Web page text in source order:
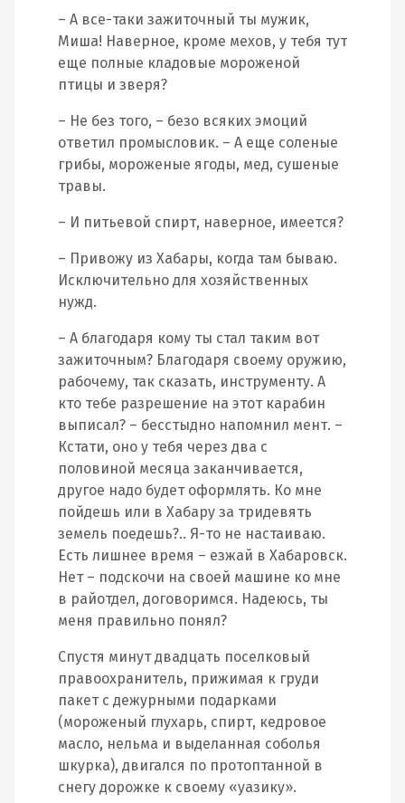
– А все-таки зажиточный ты мужик,
Миша! Наверное, кроме мехов, у тебя тут
еще полные кладовые мороженой
птицы и зверя?
– Не без того, – безо всяких эмоций
ответил промысловик. – А еще соленые
грибы, мороженые ягоды, мед, сушеные
травы.
– И питьевой спирт, наверное, имеется?
– Привожу из Хабары, когда там бываю.
Исключительно для хозяйственных
нужд.
– А благодаря кому ты стал таким вот
зажиточным? Благодаря своему оружию,
рабочему, так сказать, инструменту. А
кто тебе разрешение на этот карабин
выписал? – бесстыдно напомнил мент. –
Кстати, оно у тебя через два с
половиной месяца заканчивается,
другое надо будет оформлять. Ко мне
пойдешь или в Хабару за тридевять
земель поедешь?.. Я-то не настаиваю.
Есть лишнее время – езжай в Хабаровск.
Нет – подскочи на своей машине ко мне
в райотдел, договоримся. Надеюсь, ты
меня правильно понял?
Спустя минут двадцать поселковый
правоохранитель, прижимая к груди
пакет с дежурными подарками
(мороженый глухарь, спирт, кедровое
масло, нельма и выделанная соболья
шкурка), двигался по протоптанной в
снегу дорожке к своему «уазику».